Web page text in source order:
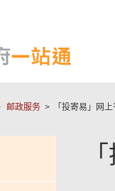
邮政服务 「投寄易」网